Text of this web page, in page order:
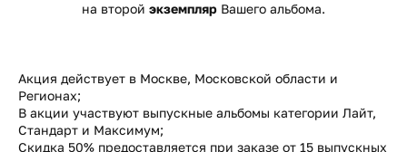
на второй экземпляр Вашего альбома.
Акция действует в Москве, Московской области и
Регионах;
В акции участвуют выпускные альбомы категории Лайт,
Стандарт и Максимум;
Скидка 50% предоставляется при заказе от 15 выпускных